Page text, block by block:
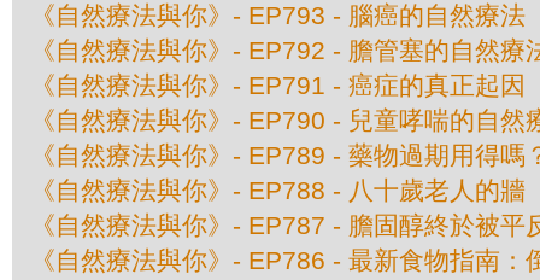
《自然療法與你》- EP793 - 腦癌的自然療法
《自然療法與你》- EP792 - 膽管塞的自然療
《自然療法與你》- EP791 - 癌症的真正起因
《自然療法與你》- EP790 - 兒童哮喘的自然
《自然療法與你》- EP789 - 藥物過期用得嗎
《自然療法與你》- EP788 - 八十歲老人的牆
《自然療法與你》- EP787 - 膽固醇終於被平
《自然療法與你》- EP786 - 最新食物指南：